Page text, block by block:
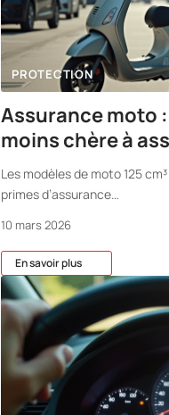
PROTECTION
Assurance moto
moins chère à
Les modèles de moto 125
primes d’assurance…
10 mars 2026
En savoir plus